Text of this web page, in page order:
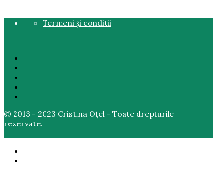
Termeni și conditii
© 2013 - 2023 Cristina Oțel - Toate drepturile
rezervate.